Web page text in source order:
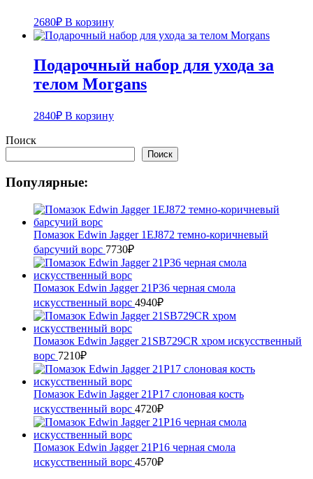
2680₽ В корзину
Подарочный набор для ухода за
телом Morgans
2840₽ В корзину
Поиск
Поиск
Популярные:
Помазок Edwin Jagger 1EJ872 темно-коричневый
барсучий ворс 7730₽
Помазок Edwin Jagger 21P36 черная смола
искусственный ворс 4940₽
Помазок Edwin Jagger 21SB729CR хром искусственный
ворс 7210₽
Помазок Edwin Jagger 21P17 слоновая кость
искусственный ворc 4720₽
Помазок Edwin Jagger 21P16 черная смола
искусственный ворс 4570₽